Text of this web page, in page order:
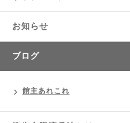
お知らせ
ブログ
館主あれこれ